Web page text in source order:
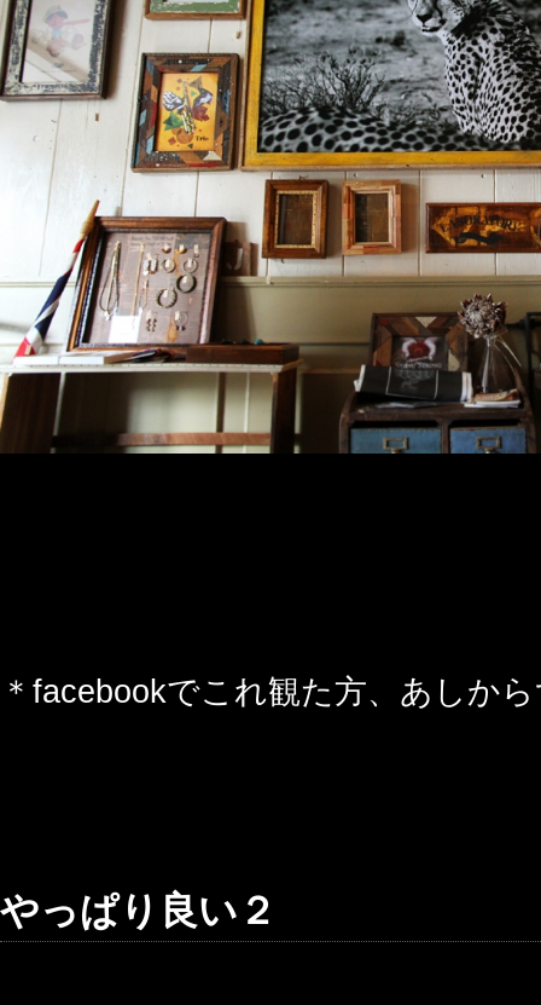
＊facebookでこれ観た方、あしか
やっぱり良い２